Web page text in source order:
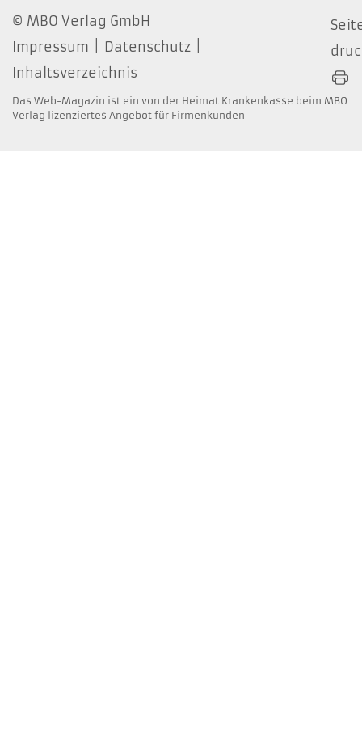
MBO Verlag GmbH
Impressum
Datenschutz
Inhaltsverzeichnis
Das Web-Magazin ist ein von der Heimat Krankenkasse beim MBO
Verlag lizenziertes Angebot für Firmenkunden